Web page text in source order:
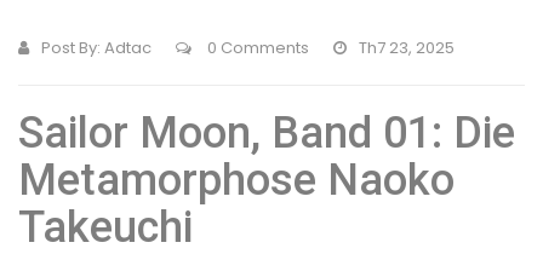
Post By: Adtac 0 Comments Th7 23, 2025
Sailor Moon, Band 01: Die
Metamorphose Naoko
Takeuchi